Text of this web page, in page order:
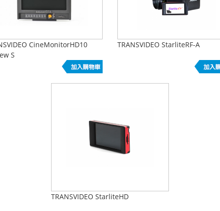
CineMonitorHD10
S
TRANSVIDEO StarliteRF-A
TRANSVIDEO StarliteHD